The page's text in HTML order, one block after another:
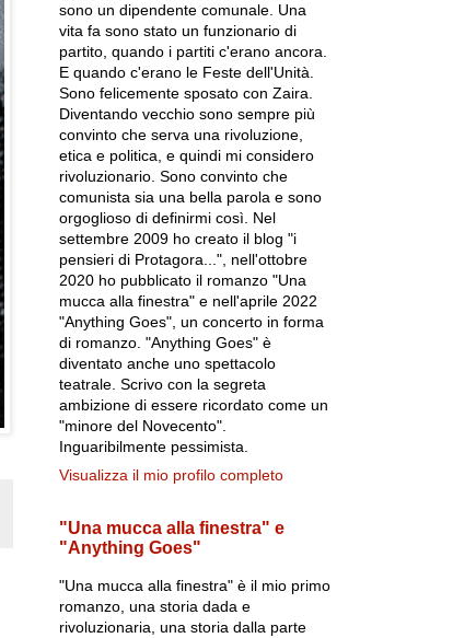
sono un dipendente comunale. Una
vita fa sono stato un funzionario di
partito, quando i partiti c'erano ancora.
E quando c'erano le Feste dell'Unità.
Sono felicemente sposato con Zaira.
Diventando vecchio sono sempre più
convinto che serva una rivoluzione,
etica e politica, e quindi mi considero
rivoluzionario. Sono convinto che
comunista sia una bella parola e sono
orgoglioso di definirmi così. Nel
settembre 2009 ho creato il blog "i
pensieri di Protagora...", nell'ottobre
2020 ho pubblicato il romanzo "Una
mucca alla finestra" e nell'aprile 2022
"Anything Goes", un concerto in forma
di romanzo. "Anything Goes" è
diventato anche uno spettacolo
teatrale. Scrivo con la segreta
ambizione di essere ricordato come un
"minore del Novecento".
Inguaribilmente pessimista.
Visualizza il mio profilo completo
"Una mucca alla finestra" e
"Anything Goes"
"Una mucca alla finestra" è il mio primo
romanzo, una storia dada e
rivoluzionaria, una storia dalla parte